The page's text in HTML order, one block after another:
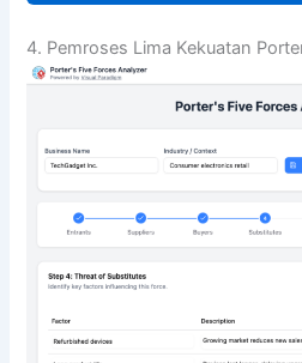
4. Pemroses Lima Kekuatan